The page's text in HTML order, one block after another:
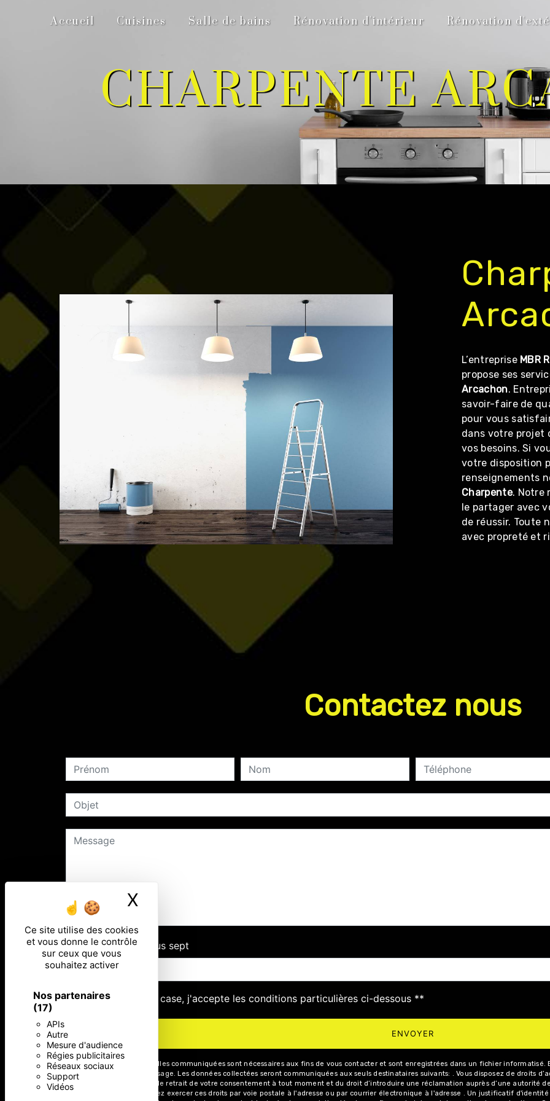
Ce site utilise des cookies
et vous donne le contrôle
sur ceux que vous
souhaitez activer
Nos partenaires
(17)
APIs
Autre
Mesure d'audience
Régies publicitaires
Réseaux sociaux
Support
Vidéos
X
Accueil Cuisines Salle de bains Rénovation d'intérieur Rénovation
CHARPENTE
L’entreprise MBR
propose ses
Arcachon.
savoir-faire de
pour vous
dans votre projet
vos besoins. Si
votre disposition
renseignements
Charpente. Notre
le partager avec
de réussir. Toute
avec propreté et
Contactez nous
Combien font un plus sept
En cochant cette case, j'accepte les conditions particulières ci-dessous **
ENVOYER
** Les données personnelles communiquées sont nécessaires aux fins de vous contacter et sont enregistrées dans un fichier informatisé.
de répondre à votre message. Les données collectées seront communiquées aux seuls destinataires suivants: . Vous disposez de droits
limitation, d’opposition, de retrait de votre consentement à tout moment et du droit d’introduire une réclamation auprès d’une autorité
post-mortem. Vous pouvez exercer ces droits par voie postale à l'adresse ou par courrier électronique à l'adresse . Un justificatif